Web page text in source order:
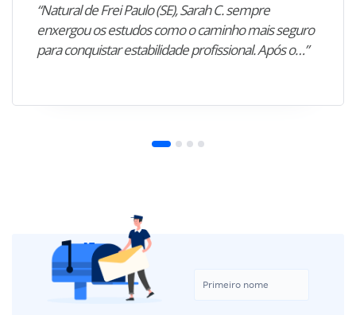
“Natural de Frei Paulo (SE), Sarah C. sempre
enxergou os estudos como o caminho mais seguro
para conquistar estabilidade profissional. Após o…”